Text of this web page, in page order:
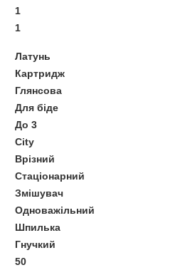
1
1
Латунь
Картридж
Глянсова
Для біде
До 3
City
Врізний
Стаціонарний
Змішувач
Одноважільний
Шпилька
Гнучкий
50